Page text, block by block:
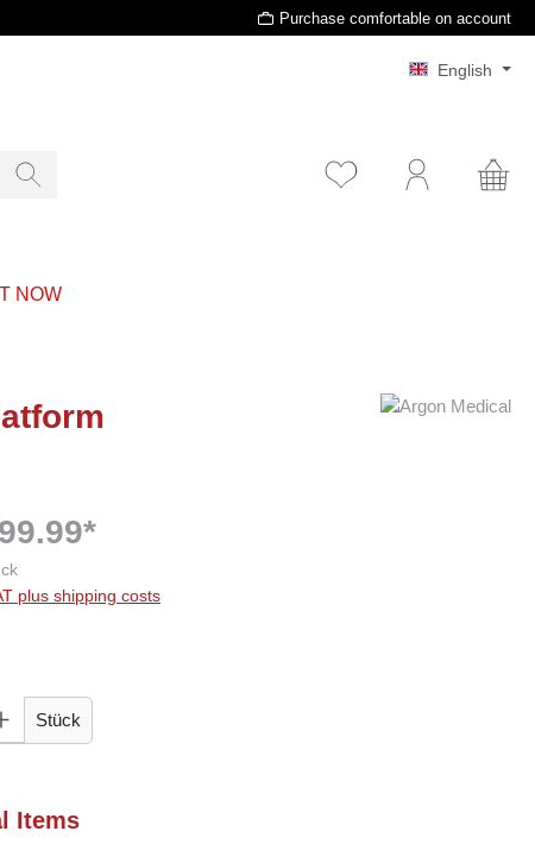
Purchase comfortable on account
English
NOW
plus shipping costs
Enter the desired amount or use the buttons to increase or decrease the quantity.
Stück
Items